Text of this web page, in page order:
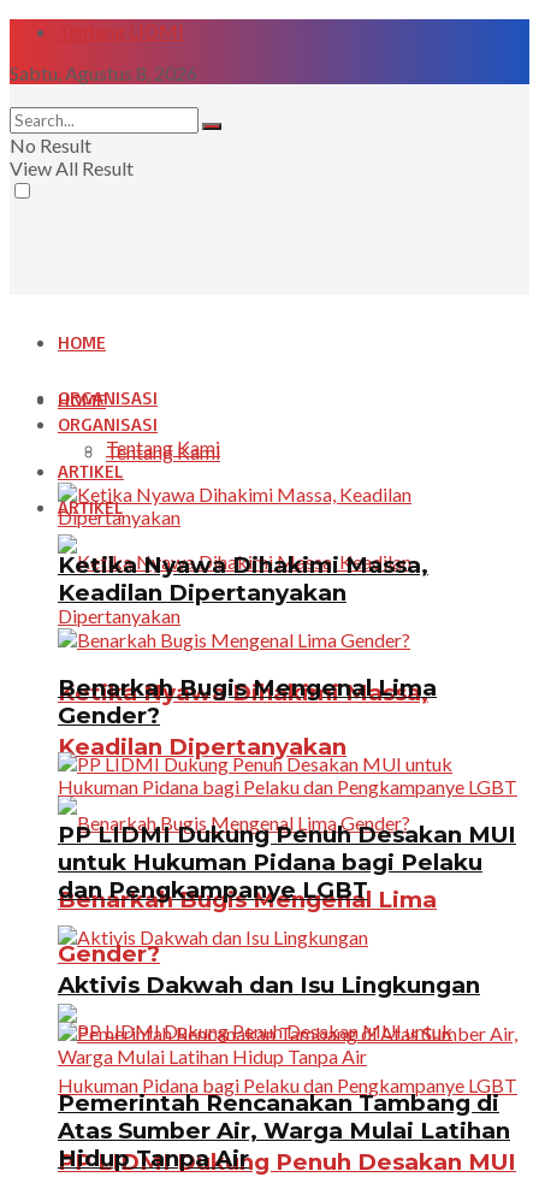
Tentang LIDMI
Sabtu, Agustus 8, 2026
No Result
View All Result
HOME
ORGANISASI
Tentang Kami
ARTIKEL
Ketika Nyawa Dihakimi Massa,
Keadilan Dipertanyakan
Benarkah Bugis Mengenal Lima
Gender?
PP LIDMI Dukung Penuh Desakan MUI
HOME
ORGANISASI
Tentang Kami
ARTIKEL
Ketika Nyawa Dihakimi Massa,
Keadilan Dipertanyakan
Benarkah Bugis Mengenal Lima
Gender?
PP LIDMI Dukung Penuh Desakan MUI
untuk Hukuman Pidana bagi Pelaku
dan Pengkampanye LGBT
Aktivis Dakwah dan Isu Lingkungan
Pemerintah Rencanakan Tambang di
Atas Sumber Air, Warga Mulai Latihan
Hidup Tanpa Air